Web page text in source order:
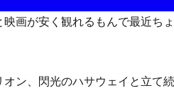
画が安く観れるもんで最近ち
ン、閃光のハサウェイと立て